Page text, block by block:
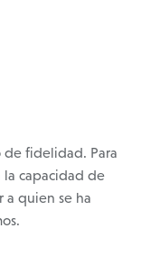
de fidelidad. Para
la capacidad de
a quien se ha